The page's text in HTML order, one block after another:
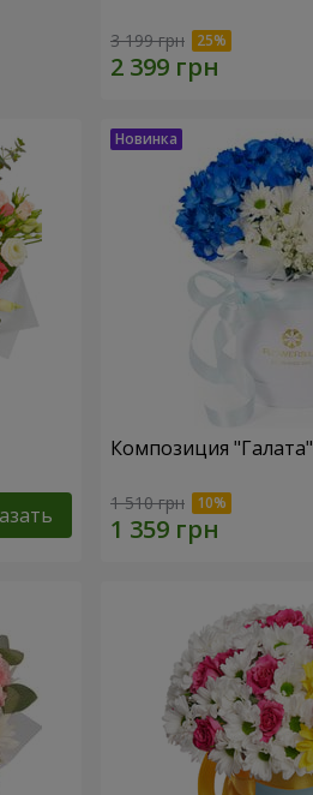
3 199 грн
Композиция "Галата"
1 510 грн